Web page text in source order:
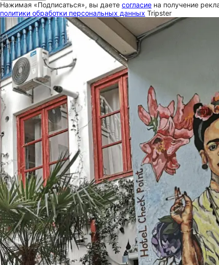
Нажимая «Подписаться», вы даете согласие на получение
политики обработки персональных данных Tripster